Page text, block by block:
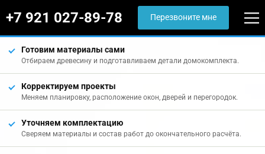
+7 921 027-89-78 Перезвоните мне
Готовим материалы сами
Отбираем древесину и подготавливаем детали домокомплекта.
Корректируем проекты
Меняем планировку, расположение окон, дверей и перегородок.
Уточняем комплектацию
Сверяем материалы и состав работ до окончательного расчёта.